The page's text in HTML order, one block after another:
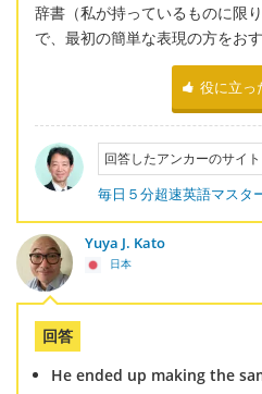
辞書（私が持っているものに限
で、最初の簡単な表現の方をおす
役に立っ
回答したアンカーのサイト
毎日５分超速英語マスタ
Yuya J. Kato
日本
回答
He ended up making the